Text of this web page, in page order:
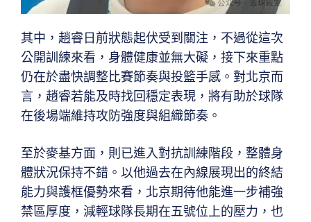
其中，趙睿日前狀態起伏受到關注，不過從這次
公開訓練來看，身體健康並無大礙，接下來重點
仍在於盡快調整比賽節奏與投籃手感。對北京而
言，趙睿若能及時找回穩定表現，將有助於球隊
在後場端維持攻防強度與組織節奏。
至於麥基方面，則已進入對抗訓練階段，整體身
體狀況保持不錯。以他過去在內線展現出的終結
能力與護框優勢來看，北京期待他能進一步補強
禁區厚度，減輕球隊長期在五號位上的壓力，也